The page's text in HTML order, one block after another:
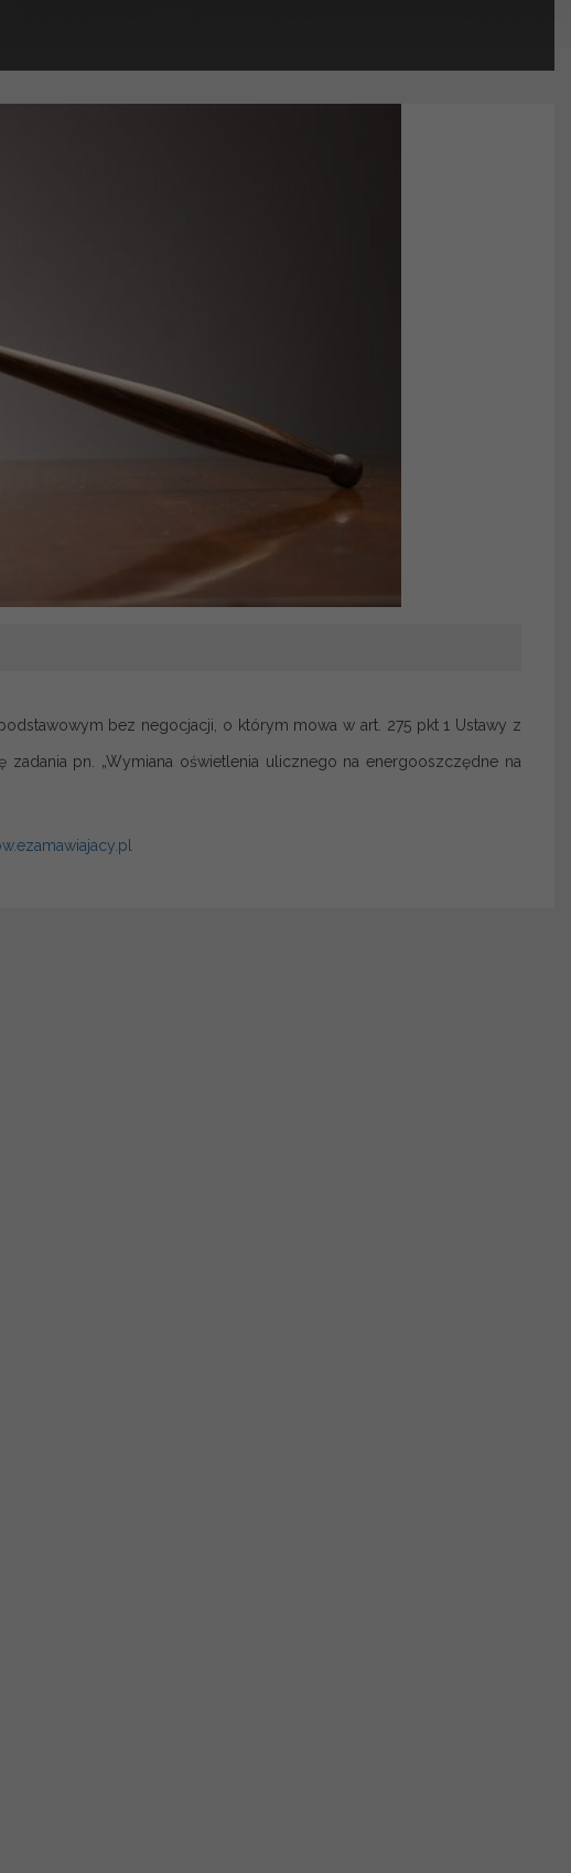
bez negocjacji, o którym mowa w art. 275 pkt 1 Ustawy z
pn. „Wymiana oświetlenia ulicznego na energooszczędne na